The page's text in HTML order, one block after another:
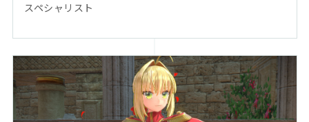
スペシャリスト